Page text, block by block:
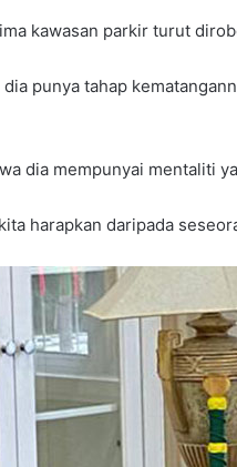
kawasan parkir turut
punya tahap
dia mempunyai mentaliti
harapkan daripada